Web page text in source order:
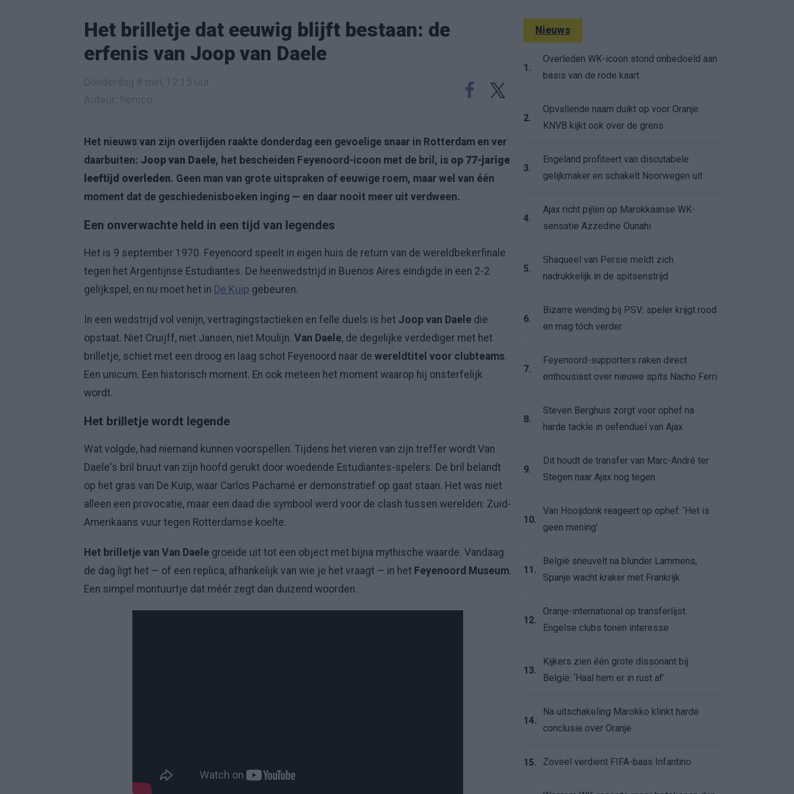
Het brilletje dat eeuwig blijft bestaan: de
erfenis van Joop van Daele
Het nieuws van zijn overlijden raakte donderdag een gevoelige snaar in Rotterdam en ver
daarbuiten: Joop van Daele, het bescheiden Feyenoord-icoon met de bril, is op 77-jarige
leeftijd overleden. Geen man van grote uitspraken of eeuwige roem, maar wel van één
moment dat de geschiedenisboeken inging — en daar nooit meer uit verdween.
Een onverwachte held in een tijd van legendes
Het is 9 september 1970. Feyenoord speelt in eigen huis de return van de wereldbekerfinale
tegen het Argentijnse Estudiantes. De heenwedstrijd in Buenos Aires eindigde in een 2-2
gelijkspel, en nu moet het in De Kuip gebeuren.
In een wedstrijd vol venijn, vertragingstactieken en felle duels is het Joop van Daele die
opstaat. Niet Cruijff, niet Jansen, niet Moulijn. Van Daele, de degelijke verdediger met het
brilletje, schiet met een droog en laag schot Feyenoord naar de wereldtitel voor clubteams.
Een unicum. Een historisch moment. En ook meteen het moment waarop hij onsterfelijk
wordt.
Het brilletje wordt legende
Wat volgde, had niemand kunnen voorspellen. Tijdens het vieren van zijn treffer wordt Van
Daele's bril bruut van zijn hoofd gerukt door woedende Estudiantes-spelers. De bril belandt
op het gras van De Kuip, waar Carlos Pachamé er demonstratief op gaat staan. Het was niet
alleen een provocatie, maar een daad die symbool werd voor de clash tussen werelden: Zuid-
Amerikaans vuur tegen Rotterdamse koelte.
Het brilletje van Van Daele groeide uit tot een object met bijna mythische waarde. Vandaag
de dag ligt het — of een replica, afhankelijk van wie je het vraagt — in het Feyenoord Museum.
Een simpel montuurtje dat méér zegt dan duizend woorden.
Nieuws
1.
Overleden WK-icoon stond onbedoeld aan
basis van de rode kaart
2.
Opvallende naam duikt op voor Oranje:
KNVB kijkt ook over de grens
3.
Engeland profiteert van discutabele
gelijkmaker en schakelt Noorwegen uit
4.
Ajax richt pijlen op Marokkaanse WK-
sensatie Azzedine Ounahi
5.
Shaqueel van Persie meldt zich
nadrukkelijk in de spitsenstrijd
6.
Bizarre wending bij PSV: speler krijgt rood
en mag tóch verder
7.
Feyenoord-supporters raken direct
enthousiast over nieuwe spits Nacho Ferri
8.
Steven Berghuis zorgt voor ophef na
harde tackle in oefenduel van Ajax
9.
Dit houdt de transfer van Marc-André ter
Stegen naar Ajax nog tegen
10.
Van Hooijdonk reageert op ophef: ‘Het is
geen mening’
11.
België sneuvelt na blunder Lammens,
Spanje wacht kraker met Frankrijk
12.
Oranje-international op transferlijst:
Engelse clubs tonen interesse
13.
Kijkers zien één grote dissonant bij
België: ‘Haal hem er in rust af’
14.
Na uitschakeling Marokko klinkt harde
conclusie over Oranje
15. Zoveel verdient FIFA-baas Infantino